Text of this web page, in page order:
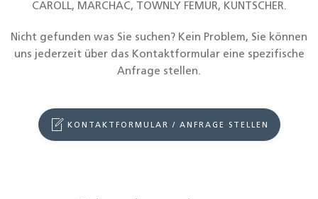
CAROLL, MARCHAC, TOWNLY FEMUR, KUNTSCHER.
Nicht gefunden was Sie suchen? Kein Problem, Sie können
uns jederzeit über das Kontaktformular eine spezifische
Anfrage stellen.
KONTAKTFORMULAR / ANFRAGE STELLEN